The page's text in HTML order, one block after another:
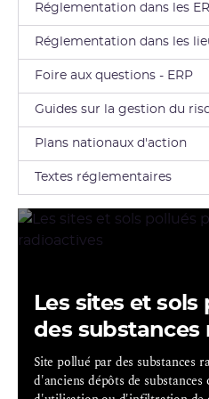
Réglementation dans les
Réglementation dans les
Foire aux questions - ERP
Guides sur la gestion du
Plans nationaux d'action
Textes réglementaires
Les sites et
des substances
Site pollué par des substances
d'anciens dépôts de